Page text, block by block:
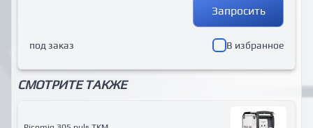
Запросить
под заказ В избранное
СМОТРИТЕ ТАКЖЕ